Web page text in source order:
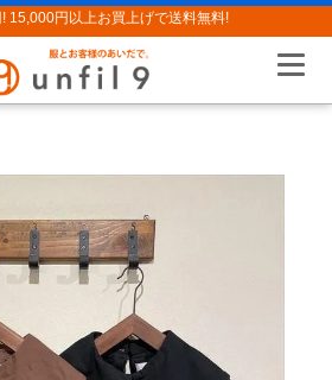
! 15,000円以上お買上げで送料無料!